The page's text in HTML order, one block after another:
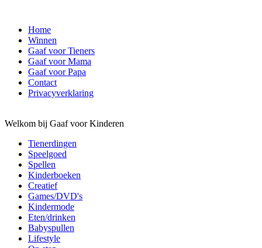
Home
Winnen
Gaaf voor Tieners
Gaaf voor Mama
Gaaf voor Papa
Contact
Privacyverklaring
Welkom bij Gaaf voor Kinderen
Tienerdingen
Speelgoed
Spellen
Kinderboeken
Creatief
Games/DVD's
Kindermode
Eten/drinken
Babyspullen
Lifestyle